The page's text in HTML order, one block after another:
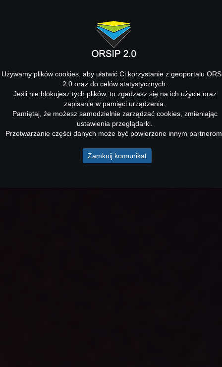
Używamy plików cookies, aby ułatwić Ci korzystanie z geoportalu
2.0 oraz do celów statystycznych.
Jeśli nie blokujesz tych plików, to zgadzasz się na ich użycie oraz
zapisanie w pamięci urządzenia.
Pamiętaj, że możesz samodzielnie zarządzać cookies, zmieniając
ustawienia przeglądarki.
Przetwarzanie części danych może być powierzone innym
Zamknij komunikat